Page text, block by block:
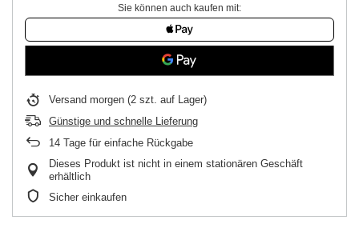
Sie können auch kaufen mit:
Versand morgen (2 szt. auf Lager)
Günstige und schnelle Lieferung
14 Tage für einfache Rückgabe
Dieses Produkt ist nicht in einem stationären Geschäft
erhältlich
Sicher einkaufen